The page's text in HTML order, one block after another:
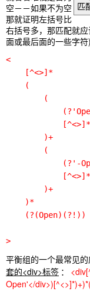
匹
空－－如果不为空
那就证明左括号比
右括号多，那匹配就
面或最后面的一些字符
<
[^<>]*
    (
        (
[^<>]*
        )+
        (
(?'-
[^<>]*
        )+
    )*
(?(Open)(?!))
>
平衡组的一个最常见
套的<div>标签 ：
Open'</